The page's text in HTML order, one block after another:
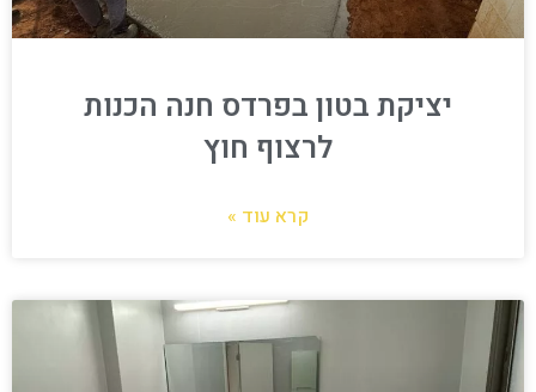
יציקת בטון בפרדס חנה הכנות
לרצוף חוץ
קרא עוד »